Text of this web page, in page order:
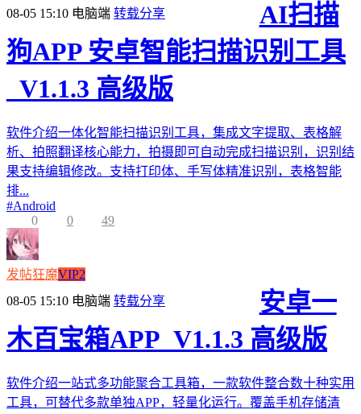
08-05 15:10 电脑端 转载分享
AI扫描
狗APP 安卓智能扫描识别工具
_V1.1.3 高级版
软件介绍一体化智能扫描识别工具，集成文字提取、表格解
析、拍照翻译核心能力，拍摄即可自动完成扫描识别，识别结
果支持编辑修改。支持打印体、手写体精准识别，表格智能
排...
#Android
0
0 49
发帖狂魔VIP2
08-05 15:10 电脑端 转载分享
安卓一
木百宝箱APP_V1.1.3 高级版
软件介绍一站式多功能聚合工具箱，一款软件整合数十种实用
工具，可替代多款单独APP，轻量化运行。覆盖手机存储清